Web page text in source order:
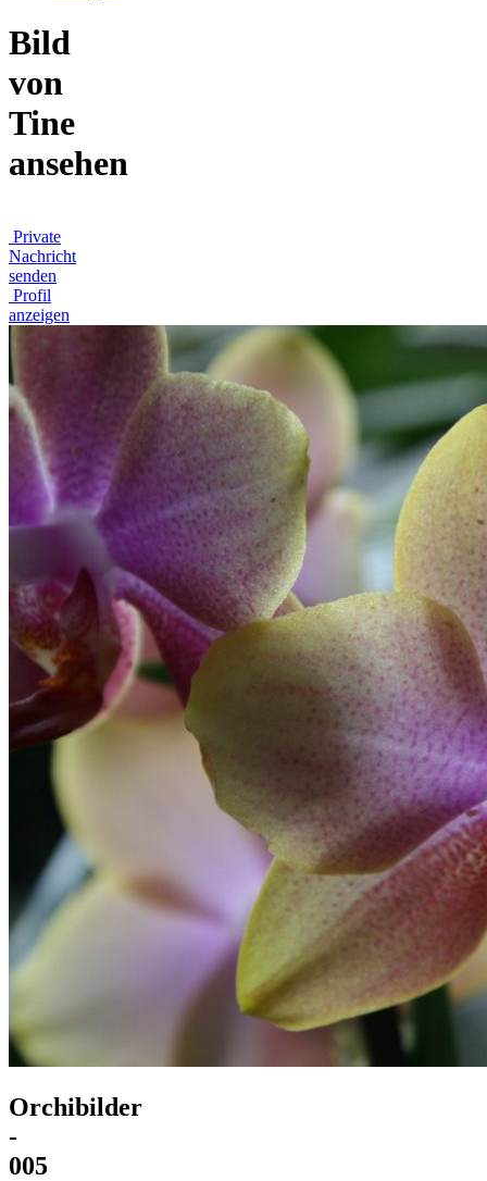
Bild
von
Tine
ansehen
Private
Nachricht
senden
Profil
anzeigen
Orchibilder
-
005